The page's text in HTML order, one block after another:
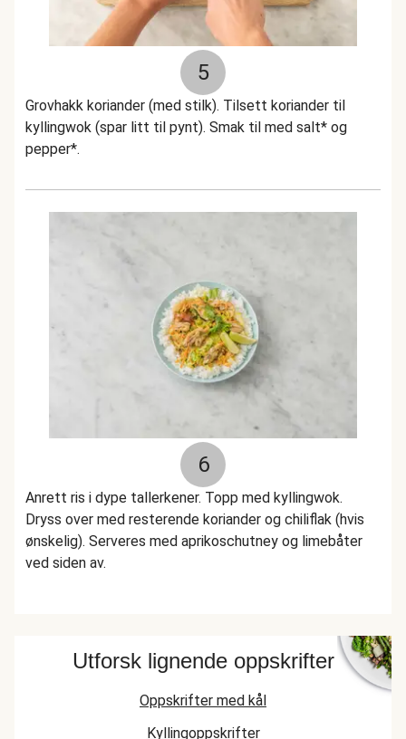
5
Grovhakk koriander (med stilk). Tilsett koriander til
kyllingwok (spar litt til pynt). Smak til med salt* og
pepper*.
6
Anrett ris i dype tallerkener. Topp med kyllingwok.
Dryss over med resterende koriander og chiliflak (hvis
ønskelig). Serveres med aprikoschutney og limebåter
ved siden av.
Utforsk lignende oppskrifter
Oppskrifter med kål
Kyllingoppskrifter